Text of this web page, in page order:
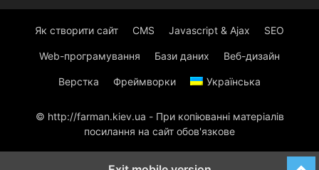
Як створити сайт CMS Javascript & Ajax SEO
Web-програмування Бази даних Веб-дизайн
Верстка Фреймворки Українська
© http://farman.kiev.ua - При копіюванні матеріалів
посилання на сайт обов'язкове